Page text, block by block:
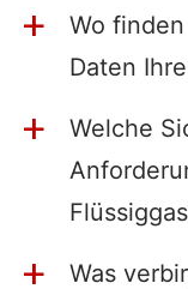
a
Wo
Daten
a
Welche
a
Was